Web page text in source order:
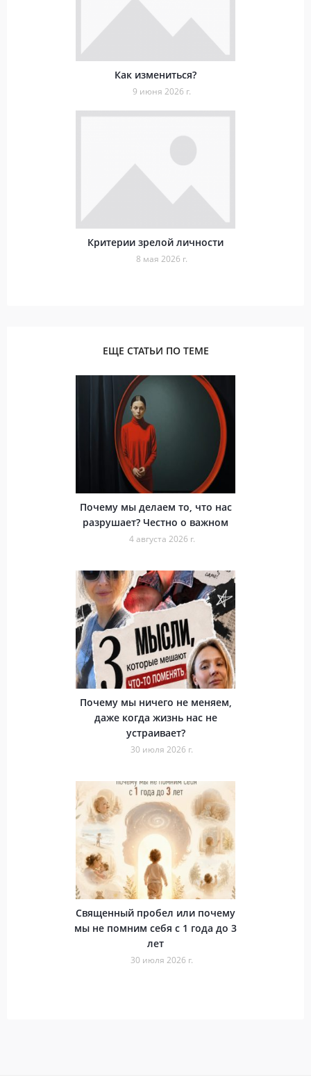
Как измениться?
9 июня 2026 г.
Критерии зрелой личности
8 мая 2026 г.
ЕЩЕ СТАТЬИ ПО ТЕМЕ
Почему мы делаем то, что нас
разрушает? Честно о важном
4 августа 2026 г.
Почему мы ничего не меняем,
даже когда жизнь нас не
устраивает?
30 июля 2026 г.
Священный пробел или почему
мы не помним себя с 1 года до 3
лет
30 июля 2026 г.